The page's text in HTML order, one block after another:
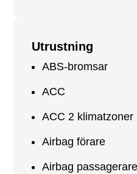
Utrustning
ABS-bromsar
ACC
ACC 2 klimatzoner
Airbag förare
Airbag